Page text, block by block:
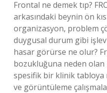
Frontal ne demek tıp?
arkasındaki beynin ön
organizasyon, problem
duygusal durum gibi
hasar görürse ne olur?
bozukluğuna neden
spesifik bir klinik tabloya
ve görüntüleme